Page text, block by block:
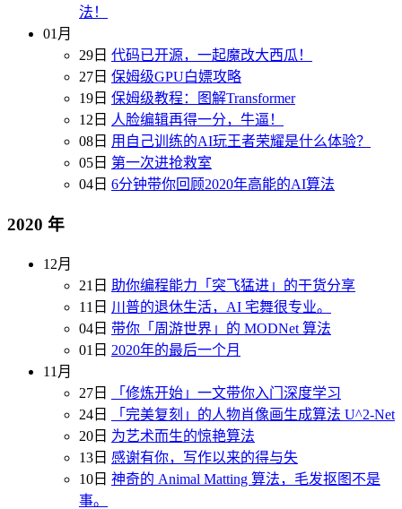
法！
01月
29日 代码已开源，一起魔改大西瓜！
27日 保姆级GPU白嫖攻略
19日 保姆级教程：图解Transformer
12日 人脸编辑再得一分，牛逼！
08日 用自己训练的AI玩王者荣耀是什么体验？
05日 第一次进抢救室
04日 6分钟带你回顾2020年高能的AI算法
2020 年
12月
21日 助你编程能力「突飞猛进」的干货分享
11日 川普的退休生活，AI 宅舞很专业。
04日 带你「周游世界」的 MODNet 算法
01日 2020年的最后一个月
11月
27日
「修炼开始」一文带你入门深度学习
24日
「完美复刻」的人物肖像画生成算法 U^2-Net
20日 为艺术而生的惊艳算法
13日 感谢有你，写作以来的得与失
10日 神奇的 Animal Matting 算法，毛发抠图不是
事。